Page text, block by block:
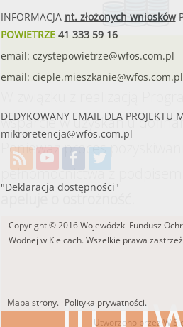
wsparcie w uzyskaniu
Ponieważ proces
pełnomocnictwa z
apeluje o ostrożność.
INFORMACJA nt. złożonych wniosków
POWIETRZE41 333 59 16
email: czystepowietrze@wfos.com.pl
email: cieple.mieszkanie@wfos.com.pl
DEDYKOWANY EMAIL DLA PROJEKTU
mikroretencja@wfos.com.pl
"Deklaracja dostępności"
Copyright © 2016 Wojewódzki Fundusz
Wodnej w Kielcach. Wszelkie prawa
Mapa strony. Polityka prywatności.
Utworzono przez